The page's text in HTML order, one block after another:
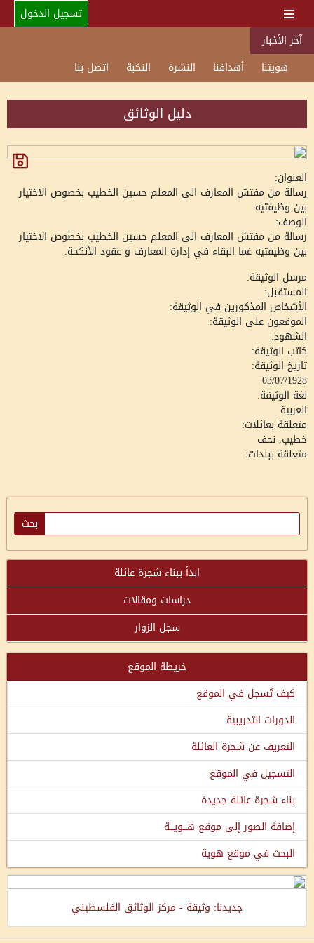
تسجيل الدخول
آخر الأخبار
هويتنا
أهدافنا النشرة النكبة اتصل بنا
دليل الوثائق
العنوان:
رسالة من مفتش المعارف الى المعلم حسين الخطيب بخصوص الاختيار
بين وظيفتيه
الوصف:
رسالة من مفتش المعارف الى المعلم حسين الخطيب بخصوص الاختيار
بين وظيفتيه غما البقاء في إدارة المعارف و عقود الأنكحة.
مرسل الوثيقة:
المستقبل:
الأشخاص المذكورين في الوثيقة:
الموقعون على الوثيقة:
الشهود:
كاتب الوثيقة:
تاريخ الوثيقة:
03/07/1928
لغة الوثيقة:
العربية
متعلقة بعائلات:
خطيب, نحف
متعلقة ببلدات:
ابدأ ببناء شجرة عائلة
دراسات ومقالات
سجل الزوار
خريطة الموقع
كيف تُسجل في الموقع
الدورات التدريبية
التعريف عن شجرة العائلة
التسجيل في الموقع
بناء شجرة عائلة جديدة
إضافة الصور إلى موقع هـــويـــة
البحث في موقع هوية
جديدنا: وثيقة - مركز الوثائق الفلسطيني